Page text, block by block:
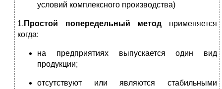
условий комплексного производства)
1. Простой попередельный метод применяется
когда:
на предприятиях выпускается один вид
продукции;
отсутствуют или являются стабильными